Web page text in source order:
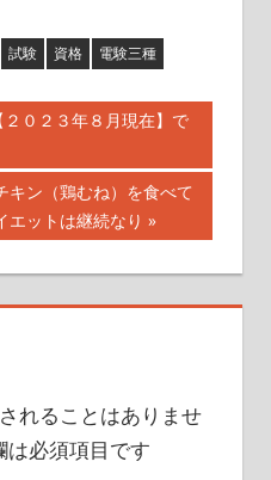
試験 資格 電験三種
０２３年８月現在】で
キン（鶏むね）を食べて
ットは継続なり
れることはありませ
は必須項目です